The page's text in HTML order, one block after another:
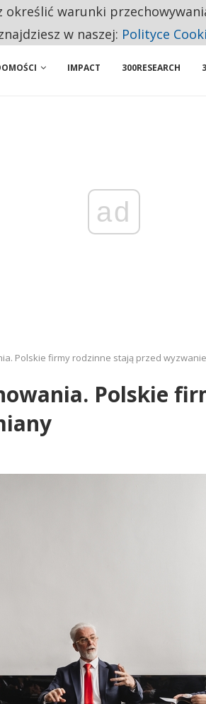
NA PODSTAWOWE ZAKUPY
IMPACT 300RESEARCH
ad
Polskie firmy rodzinne stają przed
Polskie
określić warunki
w naszej: Polityce